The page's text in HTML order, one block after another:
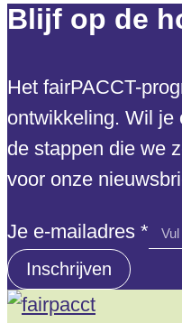
Blijf op de
Het fairPACCT-
ontwikkeling. Wil je
de stappen die we
voor onze
e-
mailadres
Je
Je e-mailadres *
Inschrijven